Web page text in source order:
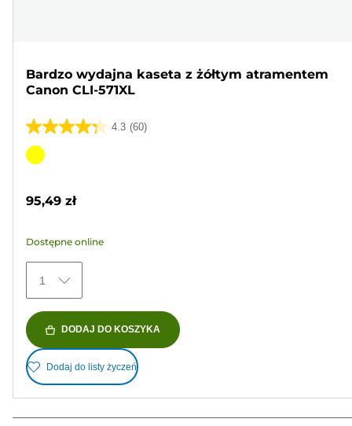
Bardzo wydajna kaseta z żółtym atramentem
Canon CLI-571XL
4.3 (60)
4.3
na
60
Wkład
95,49 zł
Dostępne online
1
DODAJ DO KOSZYKA
Dodaj do listy życzeń